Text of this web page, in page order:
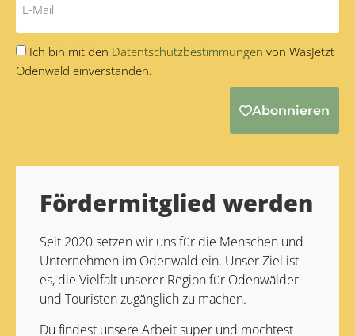
Ich bin mit den Datentschutzbestimmungen von WasJetzt
Odenwald einverstanden.
Abonnieren
Fördermitglied werden
Seit 2020 setzen wir uns für die Menschen und
Unternehmen im Odenwald ein. Unser Ziel ist
es, die Vielfalt unserer Region für Odenwälder
und Touristen zugänglich zu machen.
Du findest unsere Arbeit super und möchtest